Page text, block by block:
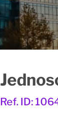
Ref. ID: